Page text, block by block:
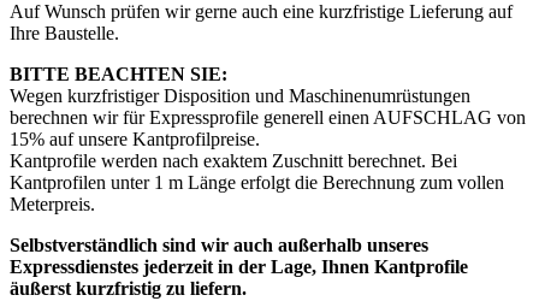
Auf Wunsch prüfen wir gerne auch eine kurzfristige Lieferung auf
Ihre Baustelle.
BITTE BEACHTEN SIE:
Wegen kurzfristiger Disposition und Maschinenumrüstungen
berechnen wir für Expressprofile generell einen AUFSCHLAG von
15% auf unsere Kantprofilpreise.
Kantprofile werden nach exaktem Zuschnitt berechnet. Bei
Kantprofilen unter 1 m Länge erfolgt die Berechnung zum vollen
Meterpreis.
Selbstverständlich sind wir auch außerhalb unseres
Expressdienstes jederzeit in der Lage, Ihnen Kantprofile
äußerst kurzfristig zu liefern.